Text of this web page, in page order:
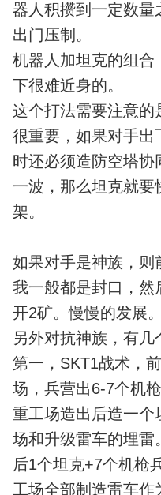
器人积攒到一定数
出门压制。
机器人加坦克的组合
下很难近身的。
这个打法需要注意的
很重要，如果对手出
时还必须造防空塔协
一波，那么坦克就要
架。
如果对手是神族，则
我一般都是封口，然
开2矿。慢慢的发展。
另外对抗神族，有几
第一，SKT1战术，
场，兵营出6-7个机
重工场造出后造一个
场和升级雷车的埋雷
后1个坦克+7个机枪
工场全部制造雷车作